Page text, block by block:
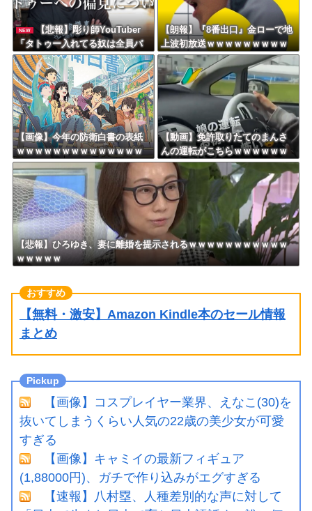
NEW
【悲報】彫り師YouTuber
「タトゥー入れてる奴は全員バ
カです。すごい民度低い」
【朗報】『8番出口』金ローで地
上波初放送ｗｗｗｗｗｗｗｗｗ
ｗｗｗｗ
【画像】今年の防衛白書の表紙
ｗｗｗｗｗｗｗｗｗｗｗｗｗｗ
ｗｗｗｗｗ
【動画】免許取りたてのまんさ
んの運転がこちらｗｗｗｗｗｗ
ｗｗｗｗｗｗ
【悲報】ひろゆき、妻に離婚を提示されるｗｗｗｗｗｗｗｗｗｗｗ
ｗｗｗｗｗ
【無料・激安】Amazon Kindle本のセール情報
まとめ
【画像】コスプレイヤー業界、えなこ(30)を
抜いてしまうくらい人気の22歳の美少女が可愛
すぎる
【画像】キャミイの最新フィギュア
(1,88000円)、ガチで作り込みがエグすぎる
【速報】八村塁、人種差別的な声に対して